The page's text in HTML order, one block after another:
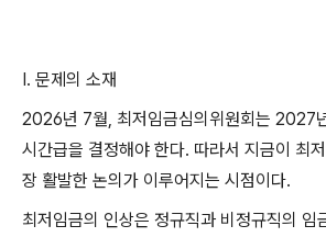
I. 문제의 소재
2026년 7월, 최저임금심의위원회는 2027
시간급을 결정해야 한다. 따라서 지금이 최
장 활발한 논의가 이루어지는 시점이다.
최저임금의 인상은 정규직과 비정규직의 임